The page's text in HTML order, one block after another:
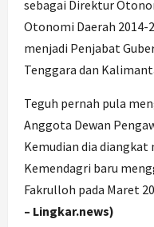
sebagai Direktur
Otonomi Daerah 2014-
menjadi Penjabat
Tenggara dan
Teguh pernah pula
Anggota Dewan
Kemudian dia diangkat
Kemendagri baru
Fakrulloh pada Maret
– Lingkar.news)